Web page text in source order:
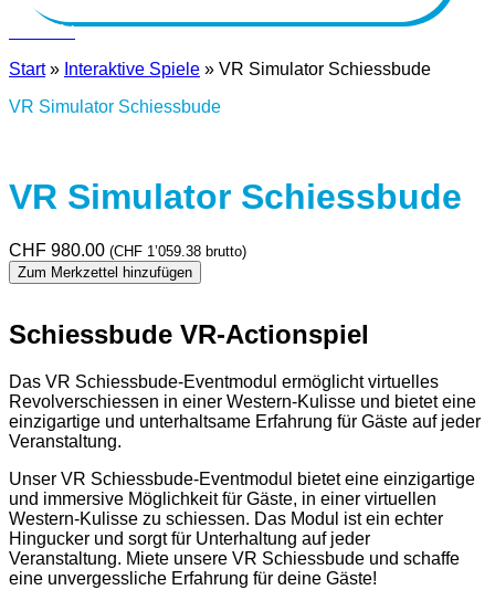
Kontakt
Start» Interaktive Spiele » VR Simulator Schiessbude
VR Simulator Schiessbude
VR Simulator Schiessbude
CHF 980.00 (CHF 1’059.38 brutto)
Zum Merkzettel hinzufügen
Schiessbude VR-Actionspiel
Das VR Schiessbude-Eventmodul ermöglicht virtuelles
Revolverschiessen in einer Western-Kulisse und bietet eine
einzigartige und unterhaltsame Erfahrung für Gäste auf jeder
Veranstaltung.
Unser VR Schiessbude-Eventmodul bietet eine einzigartige
und immersive Möglichkeit für Gäste, in einer virtuellen
Western-Kulisse zu schiessen. Das Modul ist ein echter
Hingucker und sorgt für Unterhaltung auf jeder
Veranstaltung. Miete unsere VR Schiessbude und schaffe
eine unvergessliche Erfahrung für deine Gäste!